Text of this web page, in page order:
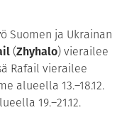
Suomen ja Ukrainan
(Zhyhalo) vierailee
Rafail vierailee
alueella 13.–18.12.
19.–21.12.